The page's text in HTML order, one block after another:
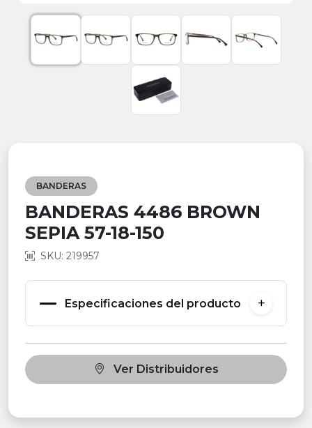
BANDERAS
BANDERAS 4486 BROWN
SEPIA 57-18-150
SKU: 219957
Especificaciones del producto
Ver Distribuidores